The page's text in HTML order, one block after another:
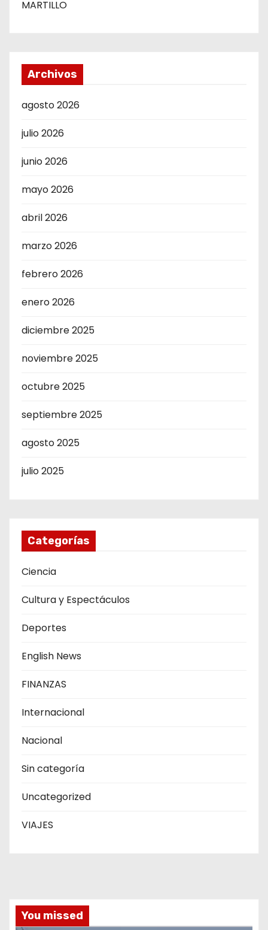
MARTILLO
Archivos
agosto 2026
julio 2026
junio 2026
mayo 2026
abril 2026
marzo 2026
febrero 2026
enero 2026
diciembre 2025
noviembre 2025
octubre 2025
septiembre 2025
agosto 2025
julio 2025
Categorías
Ciencia
Cultura y Espectáculos
Deportes
English News
FINANZAS
Internacional
Nacional
Sin categoría
Uncategorized
VIAJES
You missed